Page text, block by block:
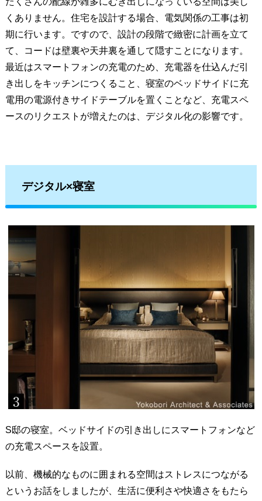
くありません。住宅を設計する場合、電気関係の工事は初
期に行います。ですので、設計の段階で緻密に計画を立て
て、コードは壁裏や天井裏を通して隠すことになります。
最近はスマートフォンの充電のため、充電器を仕込んだ引
き出しをキッチンにつくること、寝室のベッドサイドに充
電用の電源付きサイドテーブルを置くことなど、充電スペ
ースのリクエストが増えたのは、デジタル化の影響です。
デジタル×寝室
S邸の寝室。ベッドサイドの引き出しにスマートフォンなど
の充電スペースを設置。
以前、機械的なものに囲まれる空間はストレスにつながる
というお話をしましたが、生活に便利さや快適さをもたら